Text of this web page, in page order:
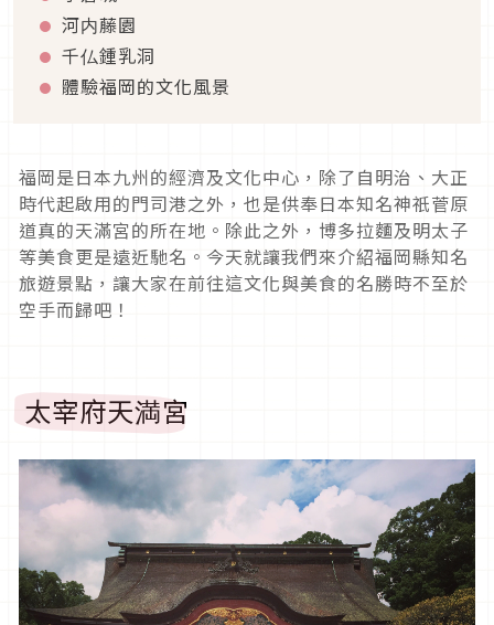
河内藤園
千仏鍾乳洞
體驗福岡的文化風景
福岡是日本九州的經濟及文化中心，除了自明治、大正
時代起啟用的門司港之外，也是供奉日本知名神祇菅原
道真的天滿宮的所在地。除此之外，博多拉麵及明太子
等美食更是遠近馳名。今天就讓我們來介紹福岡縣知名
旅遊景點，讓大家在前往這文化與美食的名勝時不至於
空手而歸吧！
太宰府天満宮